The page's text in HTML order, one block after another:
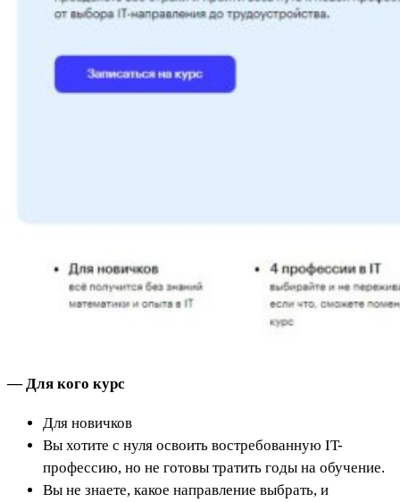
— Для кого курс
Для новичков
Вы хотите с нуля освоить востребованную IT-
профессию, но не готовы тратить годы на обучение.
Вы не знаете, какое направление выбрать, и